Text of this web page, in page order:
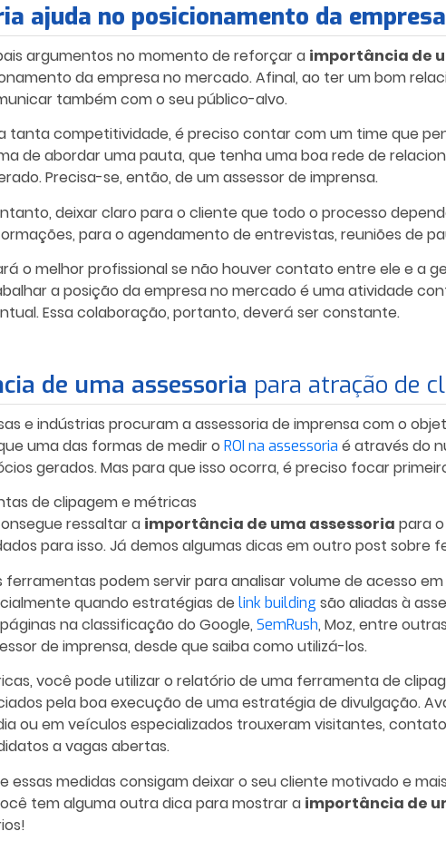
ajuda no posicionamento da
argumentos no momento de reforçar a importância de
da empresa no mercado. Afinal, ao ter um bom
também com o seu público-alvo.
tanta competitividade, épreciso contar com um time que
de abordar uma pauta, que tenha uma boa rede de
Precisa-se, então, de um assessor de imprensa.
deixar claro para o cliente que todo o processo
para o agendamento de entrevistas, reuniões de
o melhor profissional se não houver contato entre ele e a
a posição da empresa no mercado é uma atividade
Essa colaboração, portanto, deverá ser constante.
de uma assessoria para atração de
e indústrias procuram a assessoria de imprensa com o
uma das formas de medir o ROI na assessoria é através do
gerados. Mas para que isso ocorra, épreciso focar
de clipagem e métricas
ressaltar a importância de uma assessoria para
para isso. Já demos algumas dicas em outro post sobre
ferramentas podem servir para analisar volume de acesso
quando estratégias de link building são aliadas à
na classificação do Google, SemRush, Moz, entre
de imprensa, desde que saiba como utilizá-los.
você pode utilizar o relatório de uma ferramenta de
pela boa execução de uma estratégia de divulgação.
ou em veículos especializados trouxeram visitantes,
a vagas abertas.
essas medidas consigam deixar o seu cliente motivado e
tem alguma outra dica para mostrar a importância de